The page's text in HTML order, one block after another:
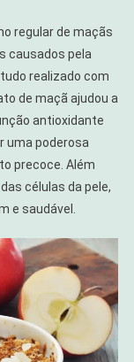
regular de maçãs
causados pela
realizado com
de maçã ajudou a
antioxidante
uma poderosa
precoce. Além
células da pele,
e saudável.